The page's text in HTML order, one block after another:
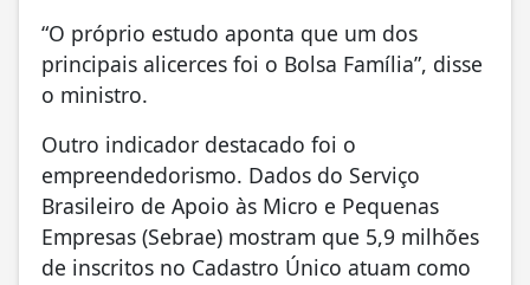
“O próprio estudo aponta que um dos
principais alicerces foi o Bolsa Família”, disse
o ministro.
Outro indicador destacado foi o
empreendedorismo. Dados do Serviço
Brasileiro de Apoio às Micro e Pequenas
Empresas (Sebrae) mostram que 5,9 milhões
de inscritos no Cadastro Único atuam como